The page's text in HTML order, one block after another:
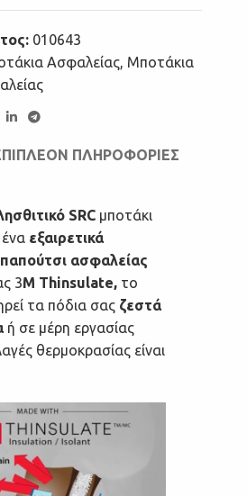
010643
Ασφαλείας, Μποτάκια
ΠΛΗΡΟΦΟΡΊΕΣ
SRC μποτάκι
ένα εξαιρετικά
ασφαλείας
3M Thinsulate, το
τα πόδια σας ζεστά
ή σε μέρη εργασίας
θερμοκρασίας είναι